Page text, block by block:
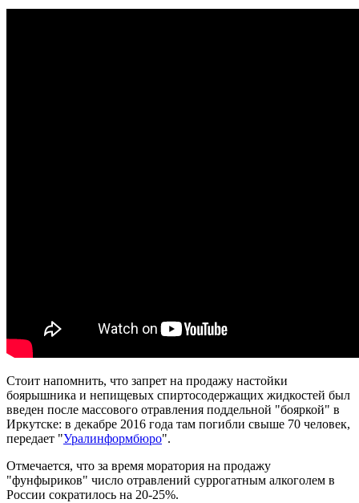
Стоит напомнить, что запрет на продажу настойки
боярышника и непищевых спиртосодержащих жидкостей был
введен после массового отравления поддельной "бояркой" в
Иркутске: в декабре 2016 года там погибли свыше 70 человек,
передает "Уралинформбюро".
Отмечается, что за время моратория на продажу
"фунфыриков" число отравлений суррогатным алкоголем в
России сократилось на 20-25%.